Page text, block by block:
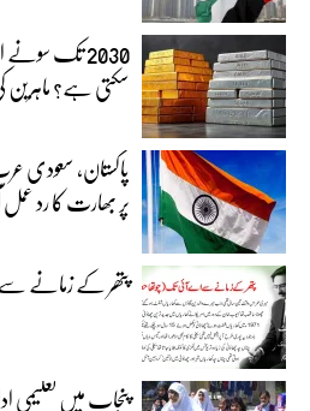
2030 تک
سکتی ہے؟ ماہرین
پاکستان، سعودی
پر بھارت کا رد عمل
پتھر کے زمانے